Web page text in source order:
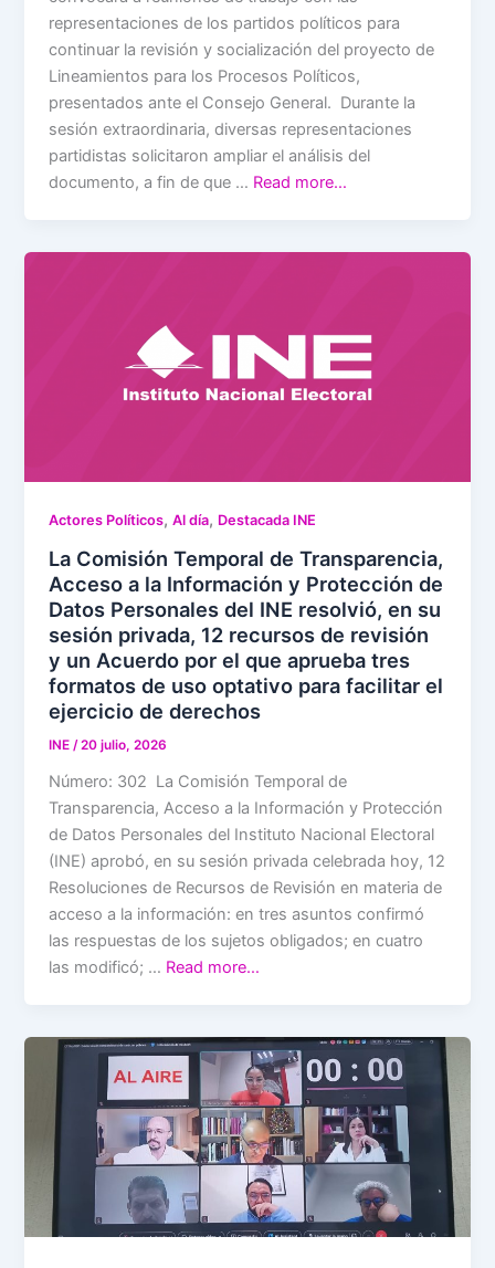
representaciones de los partidos políticos para
continuar la revisión y socialización del proyecto de
Lineamientos para los Procesos Políticos,
presentados ante el Consejo General. Durante la
sesión extraordinaria, diversas representaciones
partidistas solicitaron ampliar el análisis del
documento, a fin de que … Read more…
Actores Políticos,Al día, Destacada INE
La Comisión Temporal de Transparencia,
Acceso a la Información y Protección de
Datos Personales del INE resolvió, en su
sesión privada, 12 recursos de revisión
y un Acuerdo por el que aprueba tres
formatos de uso optativo para facilitar el
ejercicio de derechos
INE/20 julio, 2026
Número: 302 La Comisión Temporal de
Transparencia, Acceso a la Información y Protección
de Datos Personales del Instituto Nacional Electoral
(INE) aprobó, en su sesión privada celebrada hoy, 12
Resoluciones de Recursos de Revisión en materia de
acceso a la información: en tres asuntos confirmó
las respuestas de los sujetos obligados; en cuatro
las modificó; … Read more…